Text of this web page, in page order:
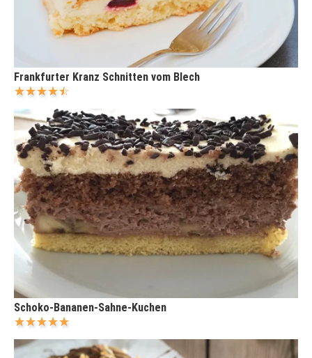
Frankfurter Kranz Schnitten vom Blech
Schoko-Bananen-Sahne-Kuchen